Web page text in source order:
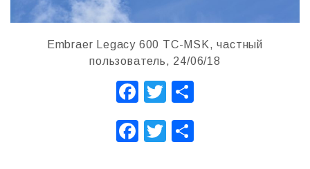
Embraer Legacy 600 TC-MSK, частный
пользователь, 24/06/18
F
a
c
T
wi
tt
F
T